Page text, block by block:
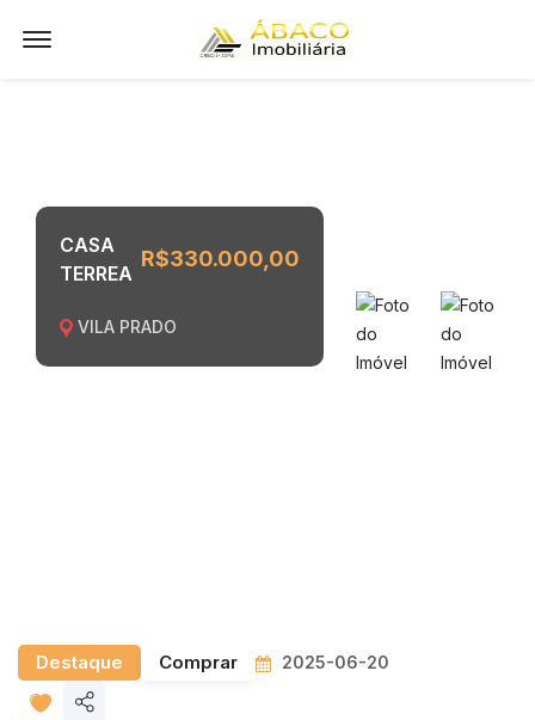
Offcanvas Menu Open
CASA
TERREA
R$330.000,00
VILA PRADO
Destaque Comprar 2025-06-20
listingShare